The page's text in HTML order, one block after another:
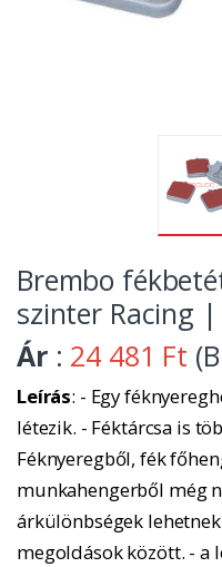
Brembo
szinter Racing |
Ár : 24 481 Ft
Leírás: - Egy
létezik. - Féktárcsa is
Féknyeregből, fék
munkahengerből még
árkülönbségek
megoldások között. - a